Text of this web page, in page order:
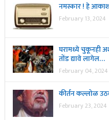
नमस्कार ! हे
February 13, 2024
घरामध्ये चुकूनही
तोंड द्यावे लागेल…
February 04, 2024
कीर्तन कल्लोळ
February 23, 2024